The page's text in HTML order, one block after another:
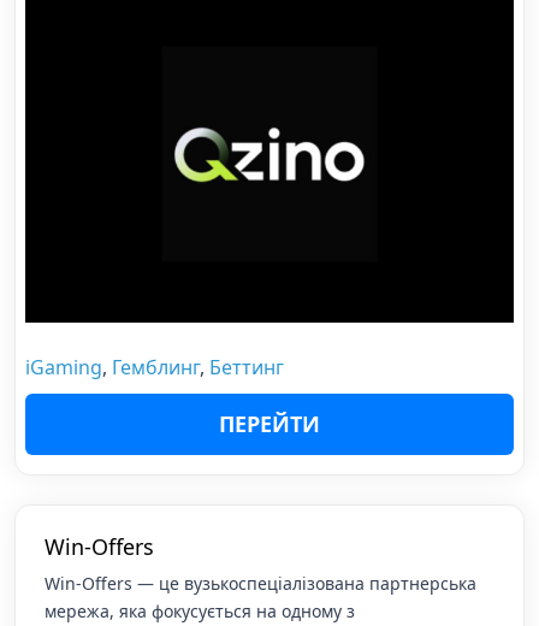
iGaming, Гемблинг, Беттинг
ПЕРЕЙТИ
Win-Offers
Win-Offers — це вузькоспеціалізована партнерська
мережа, яка фокусується на одному з